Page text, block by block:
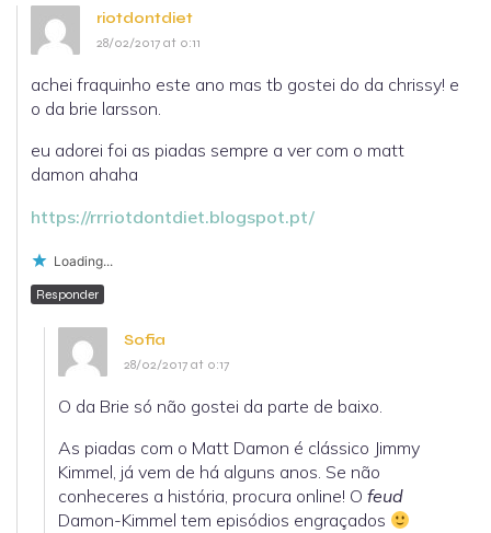
riotdontdiet
28/02/2017 at 0:11
achei fraquinho este ano mas tb gostei do da chrissy! e
o da brie larsson.
eu adorei foi as piadas sempre a ver com o matt
damon ahaha
https://rrriotdontdiet.blogspot.pt/
Loading...
Responder
Sofia
28/02/2017 at 0:17
O da Brie só não gostei da parte de baixo.
As piadas com o Matt Damon é clássico Jimmy
Kimmel, já vem de há alguns anos. Se não
conheceres a história, procura online! O feud
Damon-Kimmel tem episódios engraçados